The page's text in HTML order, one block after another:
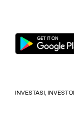
INVESTASI,